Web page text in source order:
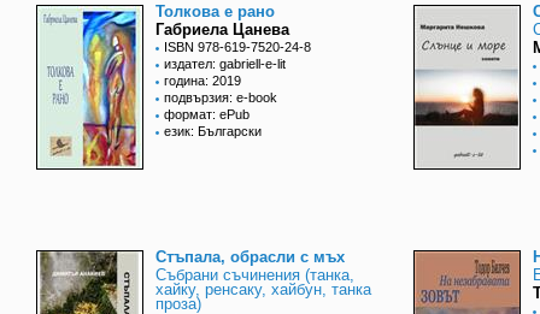
Толкова е рано
Габриела Цанева
ISBN 978-619-7520-24-8
издател: gabriell-e-lit
година: 2019
подвързия: e-book
формат: ePub
език: Български
Стъпала, обрасли с мъх
Събрани съчинения (танка,
хайку, ренсаку, хайбун, танка
проза)